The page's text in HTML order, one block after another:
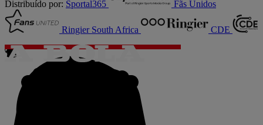
Distribuído por: Sportal365 Fãs Unidos
Ringier South Africa CDE